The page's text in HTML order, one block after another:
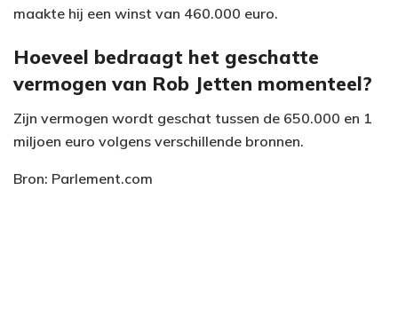
maakte hij een winst van 460.000 euro.
Hoeveel bedraagt het geschatte
vermogen van Rob Jetten momenteel?
Zijn vermogen wordt geschat tussen de 650.000 en 1
miljoen euro volgens verschillende bronnen.
Bron: Parlement.com